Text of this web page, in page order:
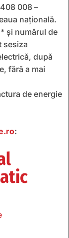
008 –
națională.
și numărul de
sesiza
după
fără a mai
de energie
: